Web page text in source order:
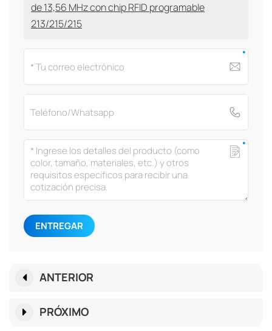
de 13,56 MHz con chip RFID programable
213/215/215
ENTREGAR
ANTERIOR
PRÓXIMO